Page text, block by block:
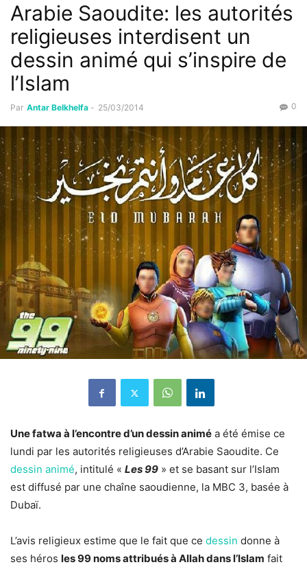
Arabie Saoudite: les autorités
religieuses interdisent un
dessin animé qui s’inspire de
l’Islam
Par Antar Belkhelfa - 25/03/2014 0
Une fatwa à l’encontre d’un dessin animé a été émise ce
lundi par les autorités religieuses d’Arabie Saoudite. Ce
dessin animé, intitulé « Les 99 » et se basant sur l’Islam
est diffusé par une chaîne saoudienne, la MBC 3, basée à
Dubaï.
L’avis religieux estime que le fait que ce dessin donne à
ses héros les 99 noms attribués à Allah dans l’Islam fait